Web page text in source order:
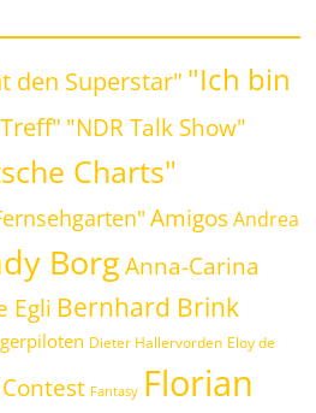
den Superstar" "Ich bin
"NDR Talk Show"
Charts"
Amigos Andrea
Borg Anna-Carina
Egli Bernhard Brink
Dieter Hallervorden Eloy de
Fantasy Florian